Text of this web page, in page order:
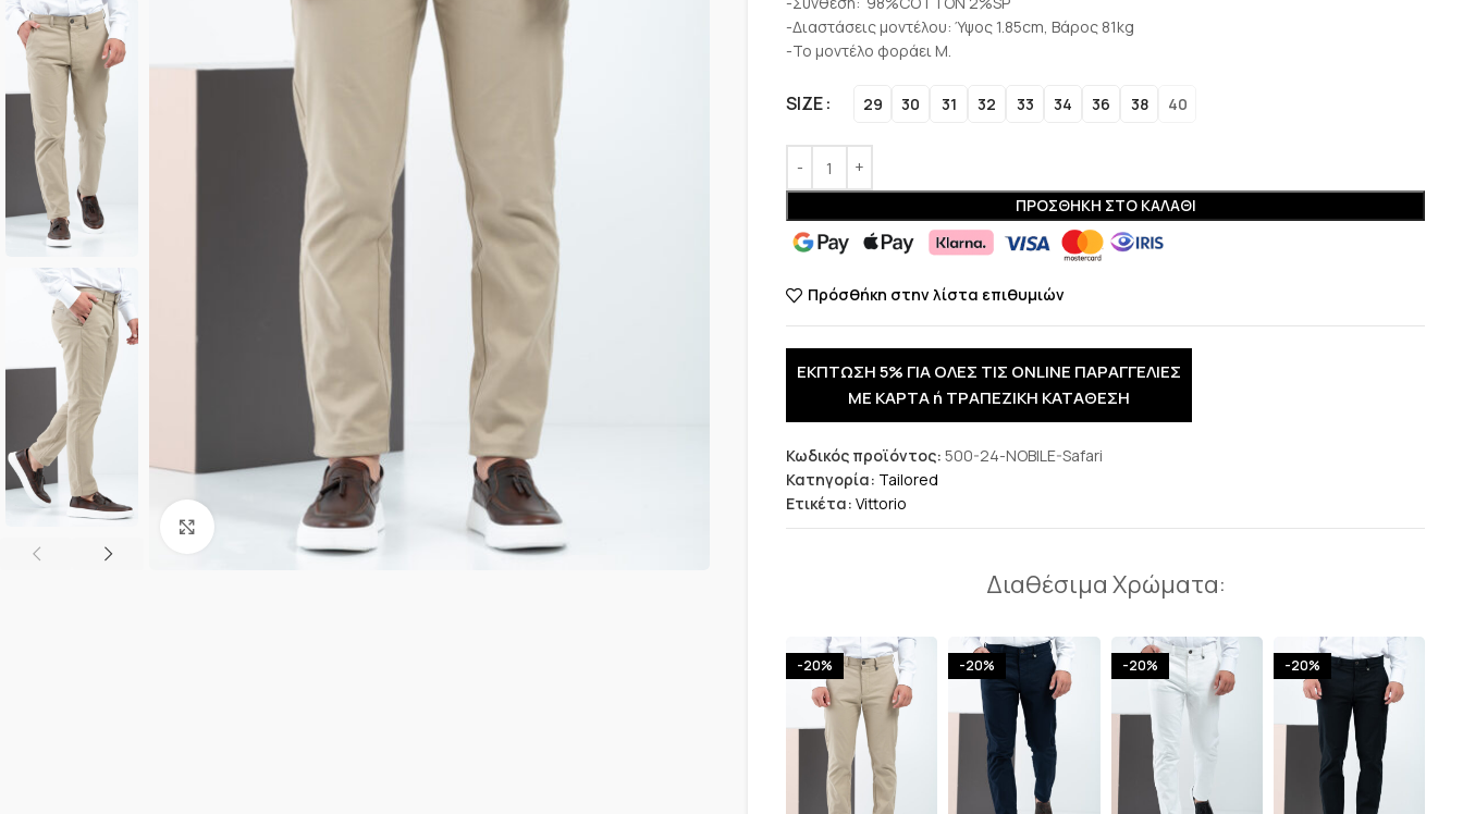
Κλικ για μεγέθυνση
-Διαστάσεις μοντέλου: Ύψος 1.85cm, Βάρος 81kg
-Το μοντέλο φοράει M.
SIZE 29 30 31 32 33 34 36 38 40
ΠΡΟΣΘΉΚΗ ΣΤΟ ΚΑΛΆΘΙ
Πρόσθήκη στην λίστα επιθυμιών
ΕΚΠΤΩΣΗ 5% ΓΙΑ ΟΛΕΣ ΤΙΣ ONLINE ΠΑΡΑΓΓΕΛΙΕΣ
ΜΕ ΚΑΡΤΑ ή ΤΡΑΠΕΖΙΚΗ ΚΑΤΑΘΕΣΗ
Κωδικός προϊόντος: 500-24-NOBILE-Safari
Κατηγορία: Tailored
Ετικέτα: Vittorio
Διαθέσιμα Χρώματα:
-20% -20% -20% -20%